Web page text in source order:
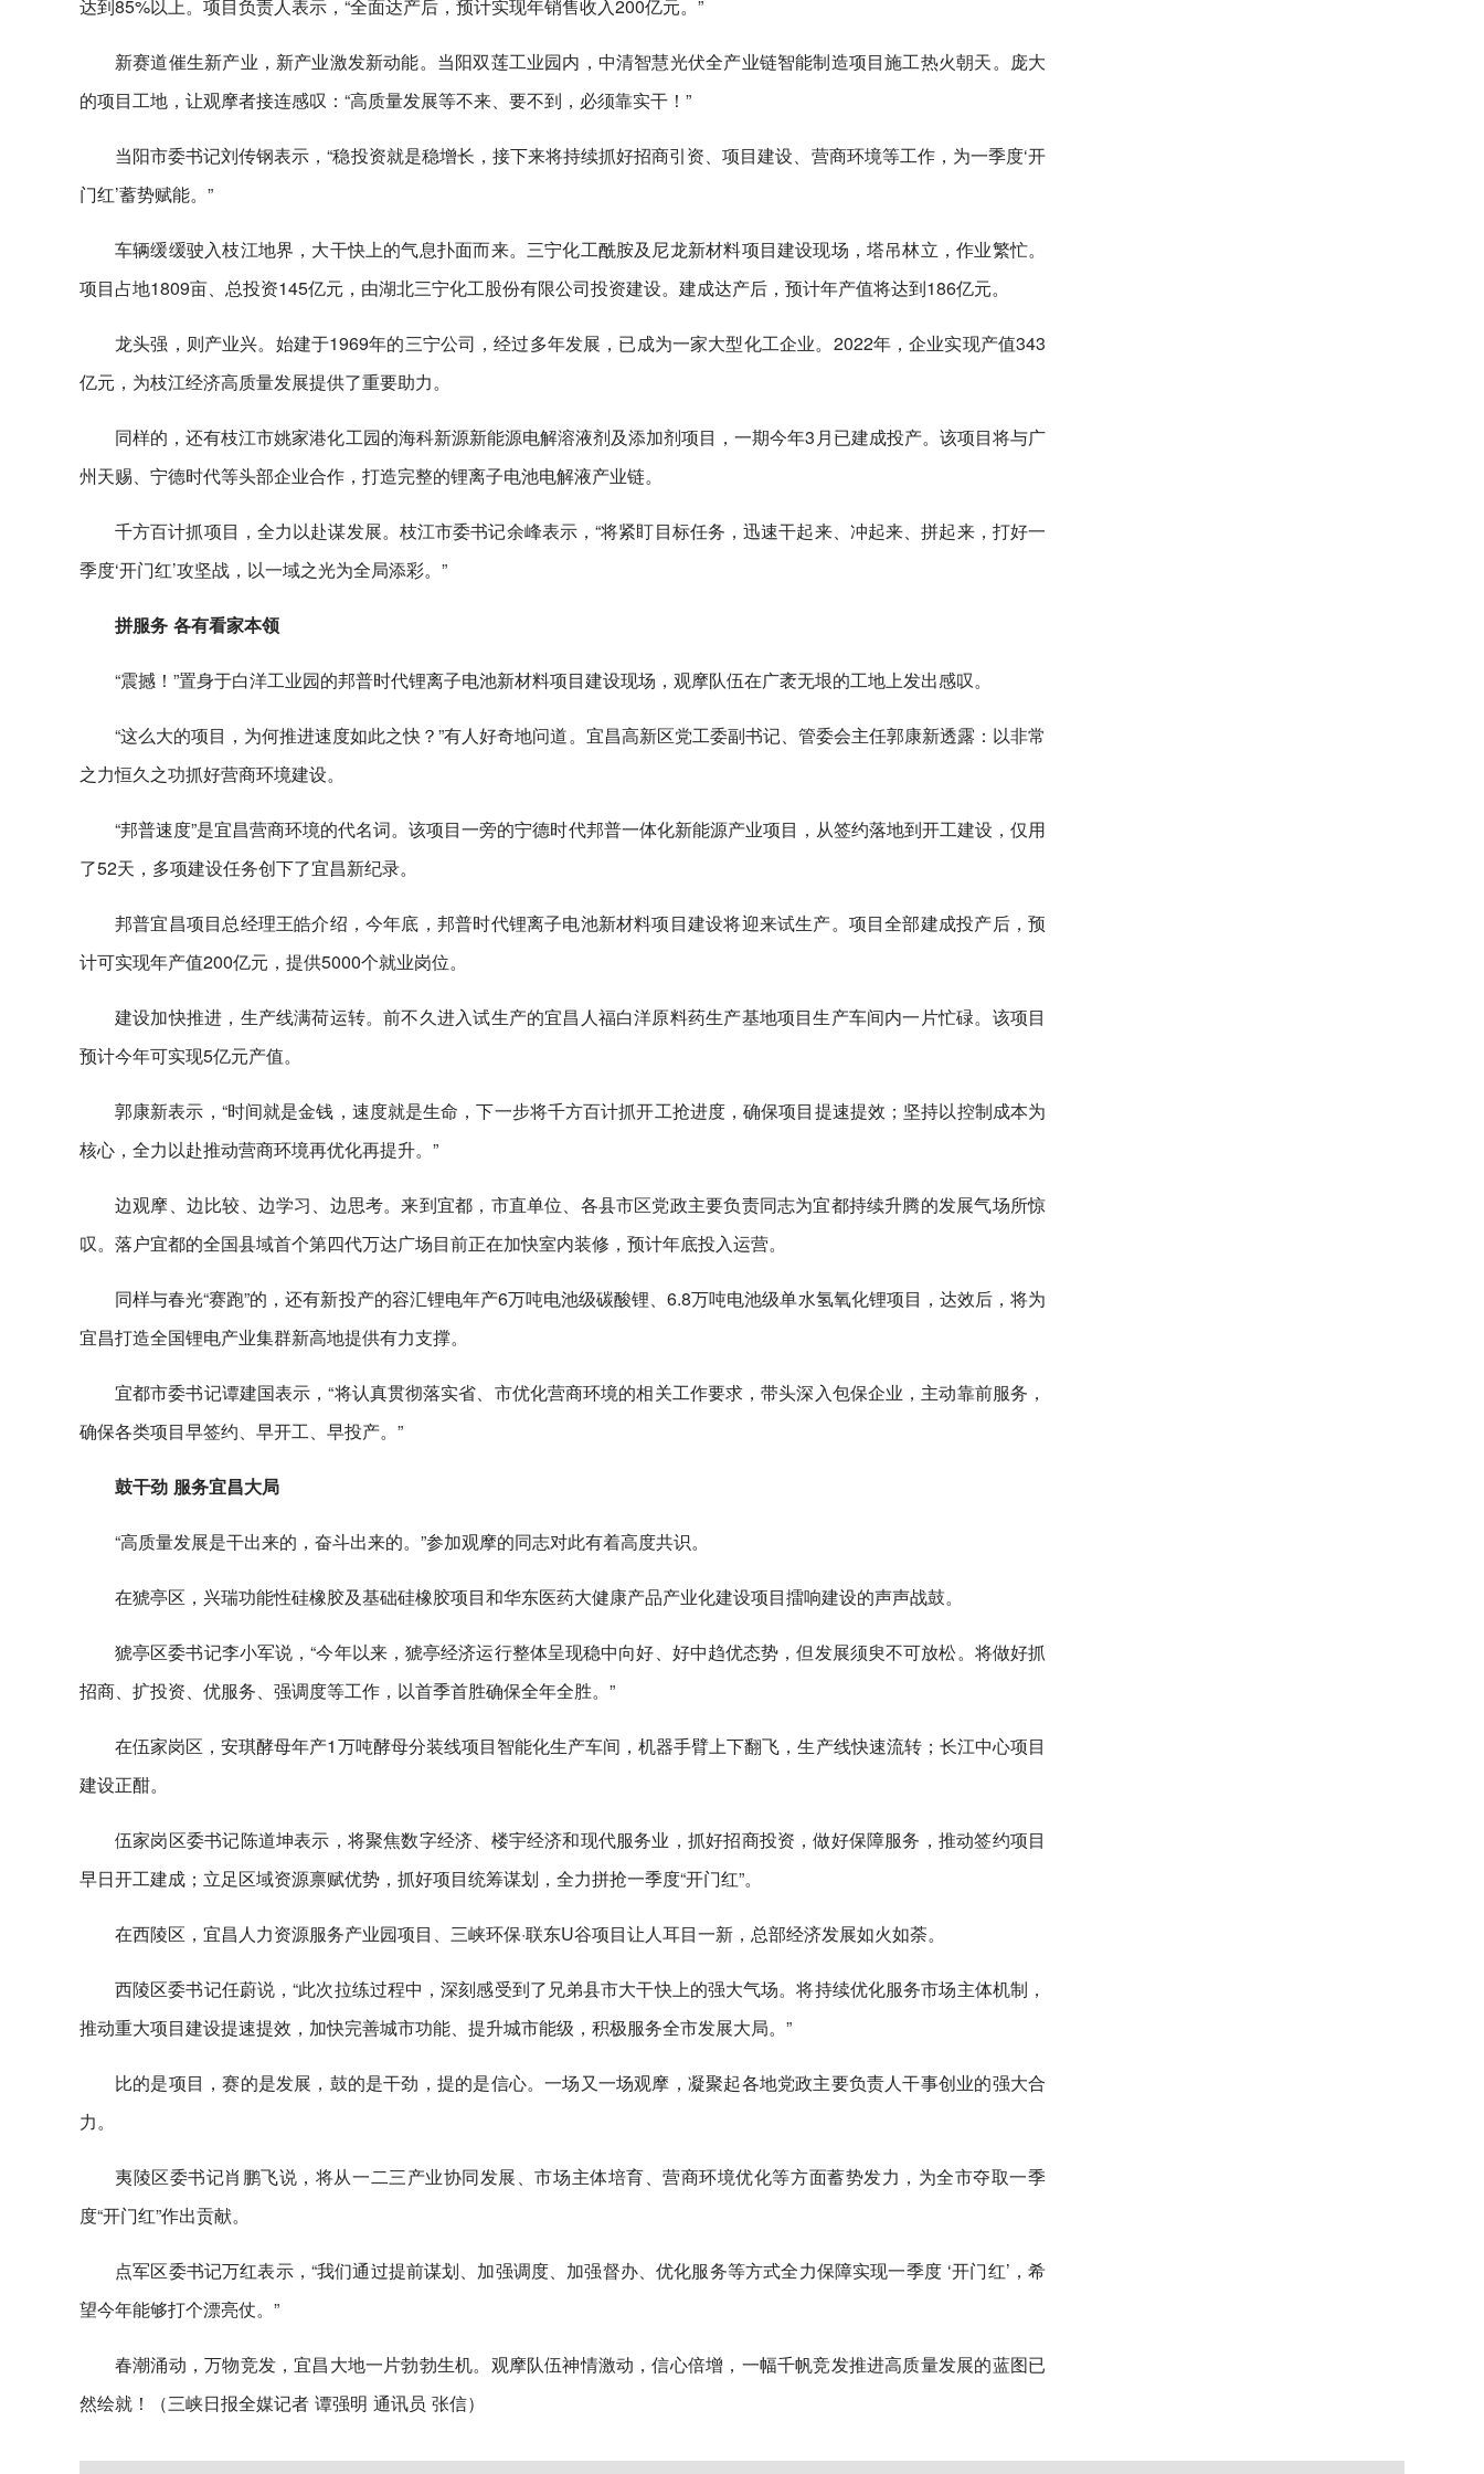
达到85%以上。项目负责人表示，“全面达产后，预计实现年销售收入200亿元。”
新赛道催生新产业，新产业激发新动能。当阳双莲工业园内，中清智慧光伏全产业链智能制造项目施工热火朝天。庞大
的项目工地，让观摩者接连感叹：“高质量发展等不来、要不到，必须靠实干！”
当阳市委书记刘传钢表示，“稳投资就是稳增长，接下来将持续抓好招商引资、项目建设、营商环境等工作，为一季度‘开
门红’蓄势赋能。”
车辆缓缓驶入枝江地界，大干快上的气息扑面而来。三宁化工酰胺及尼龙新材料项目建设现场，塔吊林立，作业繁忙。
项目占地1809亩、总投资145亿元，由湖北三宁化工股份有限公司投资建设。建成达产后，预计年产值将达到186亿元。
龙头强，则产业兴。始建于1969年的三宁公司，经过多年发展，已成为一家大型化工企业。2022年，企业实现产值343
亿元，为枝江经济高质量发展提供了重要助力。
同样的，还有枝江市姚家港化工园的海科新源新能源电解溶液剂及添加剂项目，一期今年3月已建成投产。该项目将与广
州天赐、宁德时代等头部企业合作，打造完整的锂离子电池电解液产业链。
千方百计抓项目，全力以赴谋发展。枝江市委书记余峰表示，“将紧盯目标任务，迅速干起来、冲起来、拼起来，打好一
季度‘开门红’攻坚战，以一域之光为全局添彩。”
拼服务 各有看家本领
“震撼！”置身于白洋工业园的邦普时代锂离子电池新材料项目建设现场，观摩队伍在广袤无垠的工地上发出感叹。
“这么大的项目，为何推进速度如此之快？”有人好奇地问道。宜昌高新区党工委副书记、管委会主任郭康新透露：以非常
之力恒久之功抓好营商环境建设。
“邦普速度”是宜昌营商环境的代名词。该项目一旁的宁德时代邦普一体化新能源产业项目，从签约落地到开工建设，仅用
了52天，多项建设任务创下了宜昌新纪录。
邦普宜昌项目总经理王皓介绍，今年底，邦普时代锂离子电池新材料项目建设将迎来试生产。项目全部建成投产后，预
计可实现年产值200亿元，提供5000个就业岗位。
建设加快推进，生产线满荷运转。前不久进入试生产的宜昌人福白洋原料药生产基地项目生产车间内一片忙碌。该项目
预计今年可实现5亿元产值。
郭康新表示，“时间就是金钱，速度就是生命，下一步将千方百计抓开工抢进度，确保项目提速提效；坚持以控制成本为
核心，全力以赴推动营商环境再优化再提升。”
边观摩、边比较、边学习、边思考。来到宜都，市直单位、各县市区党政主要负责同志为宜都持续升腾的发展气场所惊
叹。落户宜都的全国县域首个第四代万达广场目前正在加快室内装修，预计年底投入运营。
同样与春光“赛跑”的，还有新投产的容汇锂电年产6万吨电池级碳酸锂、6.8万吨电池级单水氢氧化锂项目，达效后，将为
宜昌打造全国锂电产业集群新高地提供有力支撑。
宜都市委书记谭建国表示，“将认真贯彻落实省、市优化营商环境的相关工作要求，带头深入包保企业，主动靠前服务，
确保各类项目早签约、早开工、早投产。”
鼓干劲 服务宜昌大局
“高质量发展是干出来的，奋斗出来的。”参加观摩的同志对此有着高度共识。
在猇亭区，兴瑞功能性硅橡胶及基础硅橡胶项目和华东医药大健康产品产业化建设项目擂响建设的声声战鼓。
猇亭区委书记李小军说，“今年以来，猇亭经济运行整体呈现稳中向好、好中趋优态势，但发展须臾不可放松。将做好抓
招商、扩投资、优服务、强调度等工作，以首季首胜确保全年全胜。”
在伍家岗区，安琪酵母年产1万吨酵母分装线项目智能化生产车间，机器手臂上下翻飞，生产线快速流转；长江中心项目
建设正酣。
伍家岗区委书记陈道坤表示，将聚焦数字经济、楼宇经济和现代服务业，抓好招商投资，做好保障服务，推动签约项目
早日开工建成；立足区域资源禀赋优势，抓好项目统筹谋划，全力拼抢一季度“开门红”。
在西陵区，宜昌人力资源服务产业园项目、三峡环保·联东U谷项目让人耳目一新，总部经济发展如火如荼。
西陵区委书记任蔚说，“此次拉练过程中，深刻感受到了兄弟县市大干快上的强大气场。将持续优化服务市场主体机制，
推动重大项目建设提速提效，加快完善城市功能、提升城市能级，积极服务全市发展大局。”
比的是项目，赛的是发展，鼓的是干劲，提的是信心。一场又一场观摩，凝聚起各地党政主要负责人干事创业的强大合
力。
夷陵区委书记肖鹏飞说，将从一二三产业协同发展、市场主体培育、营商环境优化等方面蓄势发力，为全市夺取一季
度“开门红”作出贡献。
点军区委书记万红表示，“我们通过提前谋划、加强调度、加强督办、优化服务等方式全力保障实现一季度 ‘开门红’，希
望今年能够打个漂亮仗。”
春潮涌动，万物竞发，宜昌大地一片勃勃生机。观摩队伍神情激动，信心倍增，一幅千帆竞发推进高质量发展的蓝图已
然绘就！（三峡日报全媒记者 谭强明 通讯员 张信）